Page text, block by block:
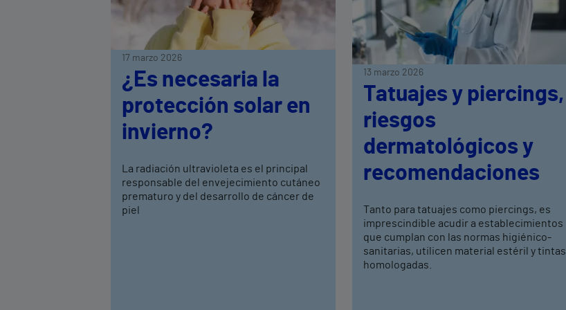
17 marzo 2026
¿Es necesaria la
protección solar en
invierno?
La radiación ultravioleta es el principal
responsable del envejecimiento cutáneo
prematuro y del desarrollo de cáncer de
piel
13 marzo 2026
Tatuajes y piercings,
riesgos
dermatológicos y
recomendaciones
Tanto para tatuajes como piercings, es
imprescindible acudir a establecimientos
que cumplan con las normas higiénico-
sanitarias, utilicen material estéril y tintas
homologadas.